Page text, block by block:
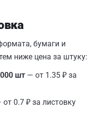
бумаги и
ниже цена за штуку:
шт — от 1.35 ₽ за
от 0.7 ₽ за листовку